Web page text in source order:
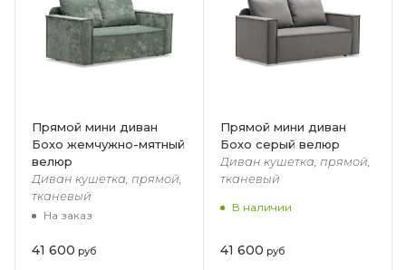
Прямой мини диван
Бохо жемчужно-мятный
велюр
Диван кушетка, прямой,
тканевый
На заказ
41 600 руб
Прямой мини диван
Бохо cерый велюр
Диван кушетка, прямой,
тканевый
В наличии
41 600 руб